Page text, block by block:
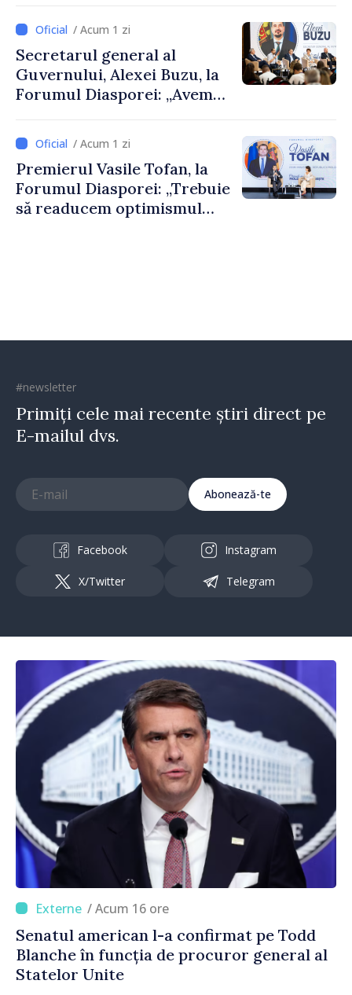
despre parcursul european
al Republicii Moldova.
/ Acum 1 zi
Secretarul general al
Guvernului, Alexei Buzu, la
Forumul Diasporei: „Avem
dumneavoastră pentru a
construi comunități mai
puternice”
/ Acum 1 zi
Premierul Vasile Tofan, la
Forumul Diasporei: „Trebuie
să readucem optimismul
#newsletter
Primiți cele mai recente știri direct pe
E-mailul dvs.
Abonează-te
Facebook Instagram
X/Twitter Telegram
/ Acum 16 ore
Senatul american l-a confirmat pe Todd
Blanche în funcția de procuror general al
Statelor Unite